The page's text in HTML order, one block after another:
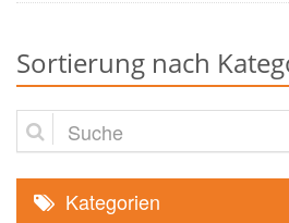
Sortierung nach
Suche
Kategorien